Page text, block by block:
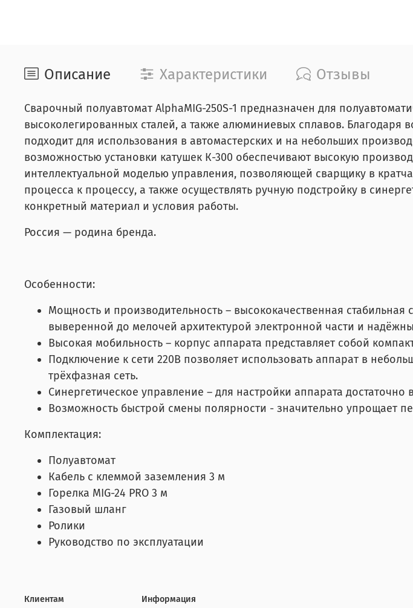
Описание Характеристики Отзывы
Сварочный полуавтомат AlphaMIG-250S-1 предназначен для
высоколегированных сталей, а также алюминиевых сплавов. Благодаря
подходит для использования в автомастерских и на небольших
возможностью установки катушек К-300 обеспечивают высокую
интеллектуальной моделью управления, позволяющей сварщику в
процесса к процессу, а также осуществлять ручную подстройку в
конкретный материал и условия работы.
Россия — родина бренда.
Особенности:
Мощность и производительность – высококачественная
выверенной до мелочей архитектурой электронной части и
Высокая мобильность – корпус аппарата представляет собой
Подключение к сети 220В позволяет использовать аппарат в
трёхфазная сеть.
Синергетическое управление – для настройки аппарата
Возможность быстрой смены полярности - значительно упрощает
Комплектация:
Полуавтомат
Кабель с клеммой заземления 3 м
Горелка MIG-24 PRO 3 м
Газовый шланг
Ролики
Руководство по эксплуатации
Клиентам Информация